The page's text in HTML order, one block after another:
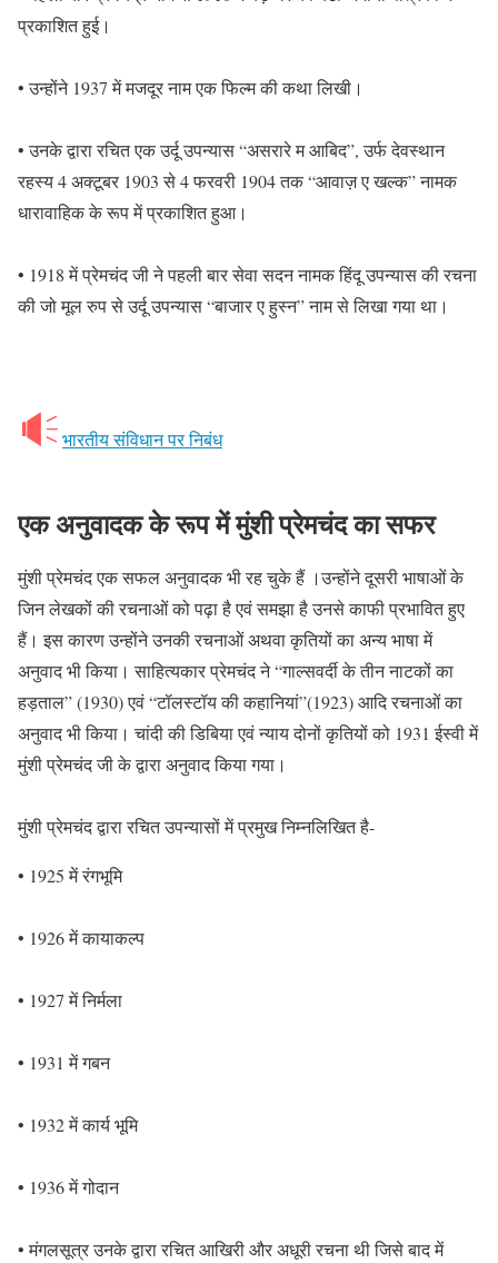
प्रकाशित हुई।
• उन्होंने 1937 में मजदूर नाम एक फिल्म की कथा लिखी।
• उनके द्वारा रचित एक उर्दू उपन्यास “असरारे म आबिद”, उर्फ देवस्थान
रहस्य 4 अक्टूबर 1903 से 4 फरवरी 1904 तक “आवाज़ ए खल्क” नामक
धारावाहिक के रूप में प्रकाशित हुआ।
• 1918 में प्रेमचंद जी ने पहली बार सेवा सदन नामक हिंदू उपन्यास की रचना
की जो मूल रुप से उर्दू उपन्यास “बाजार ए हुस्न” नाम से लिखा गया था।
भारतीय संविधान पर निबंध
एक अनुवादक के रूप में मुंशी प्रेमचंद का सफर
मुंशी प्रेमचंद एक सफल अनुवादक भी रह चुके हैं ।उन्होंने दूसरी भाषाओं के
जिन लेखकों की रचनाओं को पढ़ा है एवं समझा है उनसे काफी प्रभावित हुए
हैं। इस कारण उन्होंने उनकी रचनाओं अथवा कृतियों का अन्य भाषा में
अनुवाद भी किया। साहित्यकार प्रेमचंद ने “गाल्सवर्दी के तीन नाटकों का
हड़ताल” (1930) एवं “टॉलस्टॉय की कहानियां”(1923) आदि रचनाओं का
अनुवाद भी किया। चांदी की डिबिया एवं न्याय दोनों कृतियों को 1931 ईस्वी में
मुंशी प्रेमचंद जी के द्वारा अनुवाद किया गया।
मुंशी प्रेमचंद द्वारा रचित उपन्यासों में प्रमुख निम्नलिखित है-
• 1925 में रंगभूमि
• 1926 में कायाकल्प
• 1927 में निर्मला
• 1931 में गबन
• 1932 में कार्य भूमि
• 1936 में गोदान
• मंगलसूत्र उनके द्वारा रचित आखिरी और अधूरी रचना थी जिसे बाद में